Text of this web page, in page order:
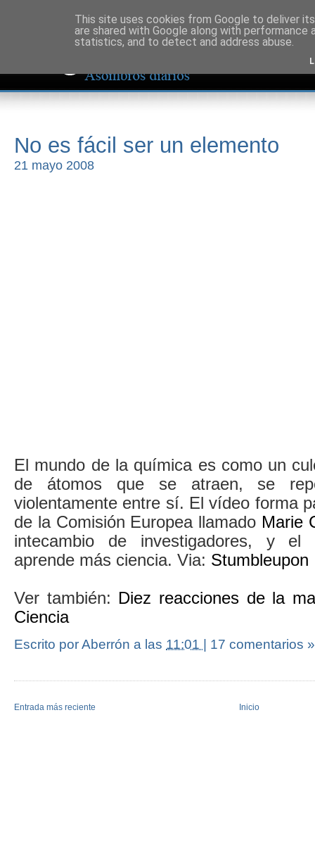
No es fácil ser un elemento
21 mayo 2008
El mundo de la química es como un
de átomos que se atraen, se
violentamente entre sí. El vídeo forma
de la Comisión Europea llamado Marie
intecambio de investigadores, y el
aprende más ciencia. Via: Stumbleupon
Ver también: Diez reacciones de la
Ciencia
Escrito por Aberrón a las 11:01 | 17 comentarios »
Entrada más reciente Inicio
This site uses cookies from Google to deliver
are shared with Google along with
statistics, and to detect and address abuse.